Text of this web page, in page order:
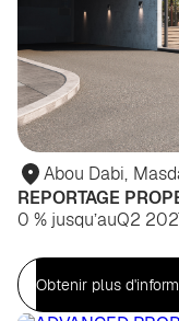
Abou Dabi,
REPORTAGE
0 % jusqu’auQ2
Obtenir plus